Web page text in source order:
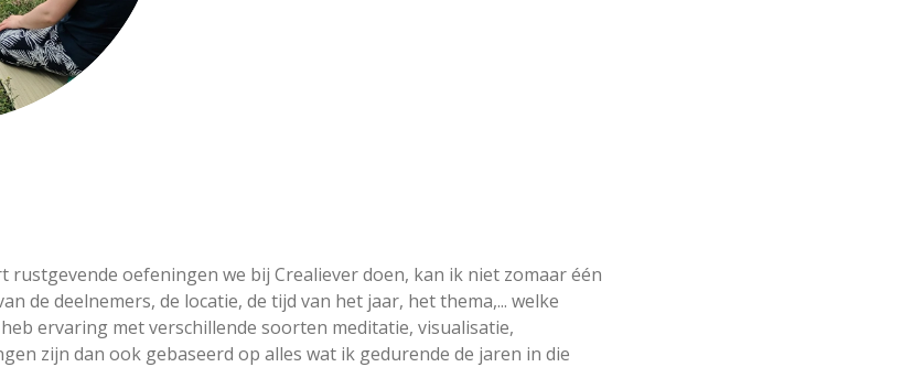
rustgevende oefeningen we bij Crealiever doen, kan ik niet zomaar één
de deelnemers, de locatie, de tijd van het jaar, het thema,... welke
ervaring met verschillende soorten meditatie, visualisatie,
zijn dan ook gebaseerd op alles wat ik gedurende de jaren in die